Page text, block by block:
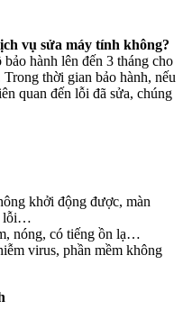
vụ sửa máy tính không?
hành lên đến 3 tháng cho
thời gian bảo hành, nếu
quan đến lỗi đã sửa, chúng
khởi động được, màn
lỗi…
nóng, có tiếng ồn lạ…
virus, phần mềm không